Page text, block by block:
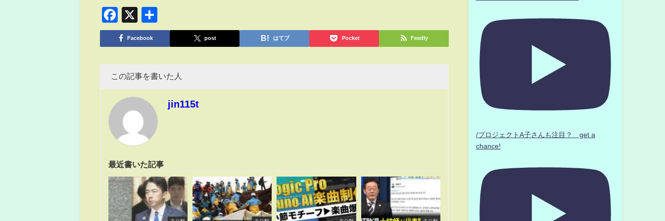
Facebook
X
有
Facebook post はてブ Pocket Feedly
この記事を書いた人
jin115t
最近書いた記事
/プロジェクトA子さんも注目？ get a
chance!